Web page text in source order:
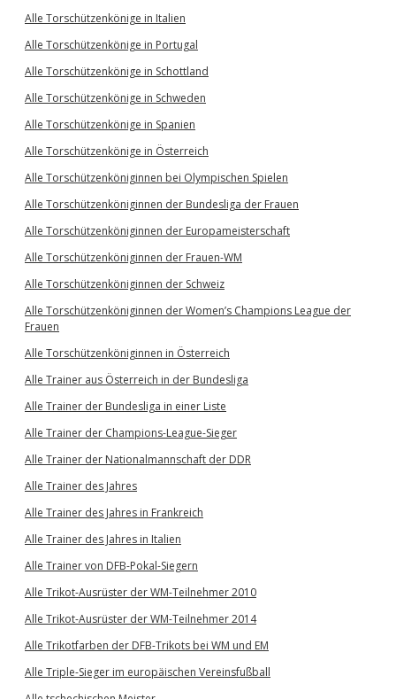
Alle Torschützenkönige in Italien
Alle Torschützenkönige in Portugal
Alle Torschützenkönige in Schottland
Alle Torschützenkönige in Schweden
Alle Torschützenkönige in Spanien
Alle Torschützenkönige in Österreich
Alle Torschützenköniginnen bei Olympischen Spielen
Alle Torschützenköniginnen der Bundesliga der Frauen
Alle Torschützenköniginnen der Europameisterschaft
Alle Torschützenköniginnen der Frauen-WM
Alle Torschützenköniginnen der Schweiz
Alle Torschützenköniginnen der Women’s Champions League der
Frauen
Alle Torschützenköniginnen in Österreich
Alle Trainer aus Österreich in der Bundesliga
Alle Trainer der Bundesliga in einer Liste
Alle Trainer der Champions-League-Sieger
Alle Trainer der Nationalmannschaft der DDR
Alle Trainer des Jahres
Alle Trainer des Jahres in Frankreich
Alle Trainer des Jahres in Italien
Alle Trainer von DFB-Pokal-Siegern
Alle Trikot-Ausrüster der WM-Teilnehmer 2010
Alle Trikot-Ausrüster der WM-Teilnehmer 2014
Alle Trikotfarben der DFB-Trikots bei WM und EM
Alle Triple-Sieger im europäischen Vereinsfußball